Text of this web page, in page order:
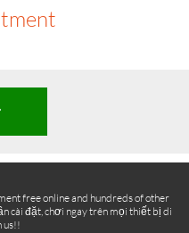
free online and hundreds of other
cài đặt, chơi ngay trên mọi thiết bị di
us!!